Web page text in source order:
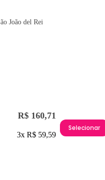
João del Rei
R$ 160,71
3x R$ 59,59
Selecionar